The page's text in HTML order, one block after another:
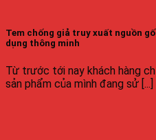
Tem chống giả truy xuất nguồn
dụng thông minh
Từ trước tới nay khách hàng
sản phẩm của mình đang sử [...]